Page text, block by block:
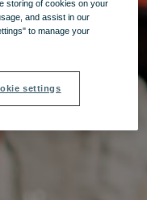
storing of cookies on your
and assist in our
to manage your
settings